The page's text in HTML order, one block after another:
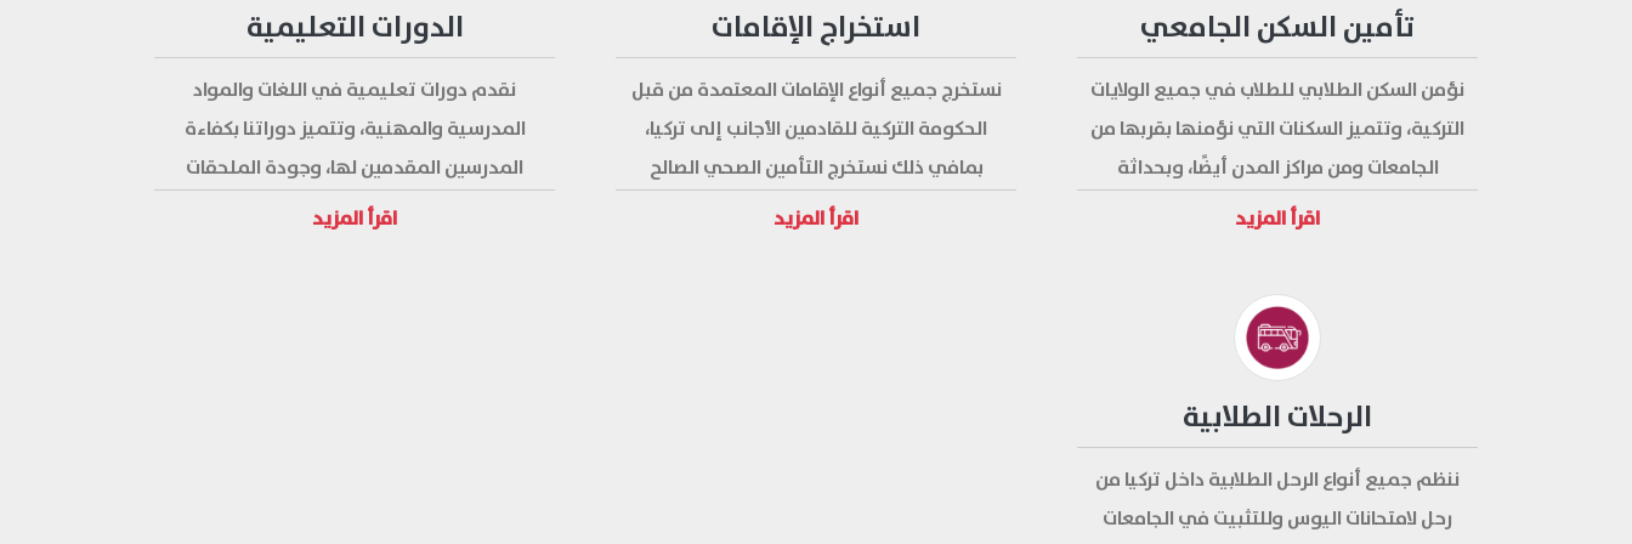
تأمين السكن الجامعي
نؤمن السكن الطلابي للطلاب في جميع الولايات
التركية، وتتميز السكنات التي نؤمنها بقربها من
الجامعات ومن مراكز المدن أيضًا، وبحداثة
مبانيها وجودة مرافقها وتَوفر كل الأثاث فيها،
اقرأ المزيد
استخراج الإقامات
نستخرج جميع أنواع الإقامات المعتمدة من قبل
الحكومة التركية للقادمين الأجانب إلى تركيا،
بمافي ذلك نستخرج التأمين الصحي الصالح
للإستخدام في كل المشافي التركية، وذلك
اقرأ المزيد
الدورات التعليمية
نقدم دورات تعليمية في اللغات والمواد
المدرسية والمهنية، وتتميز دوراتنا بكفاءة
المدرسين المقدمين لها، وجودة الملحقات
والمواد التعليمية فيها، وإمكانية الحصول على
اقرأ المزيد
الرحلات الطلابية
ننظم جميع أنواع الرحل الطلابية داخل تركيا من
رحل لامتحانات اليوس وللتثبيت في الجامعات